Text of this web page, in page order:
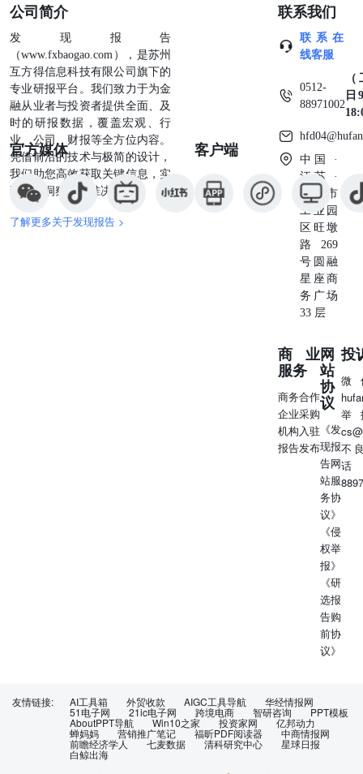
需求，重点关注【奕瑞科技】。8、核聚变：核聚变是能源
变革的长期方向，首次聚变能发电标志核聚变取得一定实质
进展，重点关注【应流股份】【江苏神通】【海陆重工】。
9、商业航天：国内商业航天火箭进步推动卫星组网，海外
卫星应用成果显著，整体产业化进展加速，重点关注【上海
沪工】【广电计量】【应流股份】。风险提示：行业下游需
求不及预期，技术发展不及预期的风险。重点公司盈利预测
及投资评级公司公司投资收盘价总市值EPSPE代码名称评级
（元）（亿元）2024A2025E2024A2025E688017.SH绿的谐
波优于大市128.892360.330.50388255603728.SH鸣志电器优
于大市59.032470.190.32318185300124.SZ汇川技术优于大市
65.191,7571.602.014132003021.SZ兆威机电优于大市
114.182740.941.11121103002979.SZ雷赛智能暂无
43.371360.650.866750601100.SH恒立液压优于大市
76.401,0241.872.114136002779.SZ中坚科技优于大市
80.201480.490.51164157603915.SH国茂股份优于大市
24.44640.490.505048603270.SH金帝股份优于大市
10.46510.030.3833128603344.SH星德胜暂无25.70501.09-24-
688097.SH博众精工暂无29.571320.891.173325600592.SH龙
溪股份优于大市22.82910.310.517445000837.SZ秦川机床暂
无12.361260.050.081813300007.SZ汉威科技暂无
42.911410.230.36232160300433.SZ蓝思科技优于大市
23.641,2280.731.00187119002158.SZ汉钟精机优于大市
8.043840.530.60229148002353.SZ杰瑞股份暂无
38.883982.592.984221688301.SH奕瑞科技优于大市
87.831763.263.141513资料来源：Wind、国信证券经济研究
所预测注：收盘价为2025年7月18日，未评级标的数据取自
公司简介
发现报告
（www.fxbaogao.com），是苏州
互方得信息科技有限公司旗下的
专业研报平台。我们致力于为金
融从业者与投资者提供全面、及
时的研报数据，覆盖宏观、行
业、公司、财报等全方位内容。
凭借前沿的技术与极简的设计，
我们助您高效获取关键信息，实
现深度洞察与精准决策。
了解更多关于发现报告 >
官方媒体 客户端
联系我们
联系在
线客服
0512-
88971002
日
中国 ·
江苏 ·
苏州市
工业园
区旺墩
路269
号圆融
星座商
务广场
33 层
商业
服务
商务合作
企业采购
机构入驻
报告发布
网
站
协
议
《发
现报
告网
站服
务协
议》
《侵
权举
报》
《研
选报
告购
前协
议》
投
微
举
不
友情链接: AI工具箱 外贸收款 AIGC工具导航 华经情报网
51电子网 21ic电子网 跨境电商 智研咨询 PPT模板
AboutPPT导航 Win10之家 投资家网 亿邦动力
蝉妈妈 营销推广笔记 福昕PDF阅读器 中商情报网
前瞻经济学人 七麦数据 清科研究中心 星球日报
白鲸出海